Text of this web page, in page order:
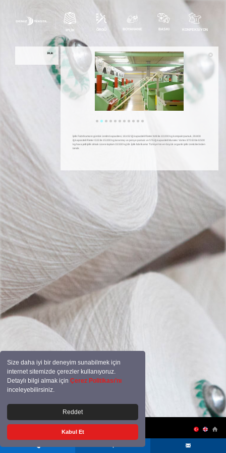
Size daha iyi bir deneyim sunabilmek için
internet sitemizde çerezler kullanıyoruz.
Detaylı bilgi almak içinÇerez Politikası’nı
inceleyebilirsiniz.
Reddet
Kabul Et
İPLIK ÖRGÜ BOYAHANE BASKI KONFEKSIYON
İPLIK
İplik Fabrikamızın günlük üretim kapasitesi, 18.432 iğ kapasiteli Rieter K48 ile 10.000 kg kompakt pamuk, 28.800
iğ kapasiteli Rieter G33 ile 15.000 kg taranmış ve penye pamuk ve 576 iğ kapasiteli Muratec Vortex 870 EX ile 8.500
kg hava jetli iplik olmak üzere toplam 33.500 kg’dir. İplik fabrikamız Türkiye'nin en büyük organik iplik üreticilerinden
biridir.